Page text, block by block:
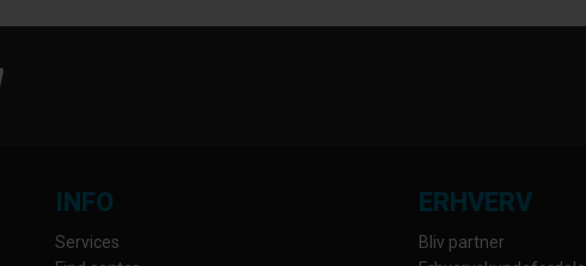
INFO
Services
ERHVERV
Bliv partner